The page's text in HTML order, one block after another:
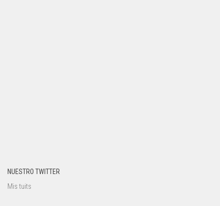
NUESTRO TWITTER
Mis tuits